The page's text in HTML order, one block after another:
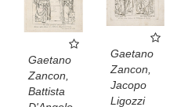
Gaetano
Zancon,
Battista
Gaetano
Zancon,
Jacopo
Ligozzi